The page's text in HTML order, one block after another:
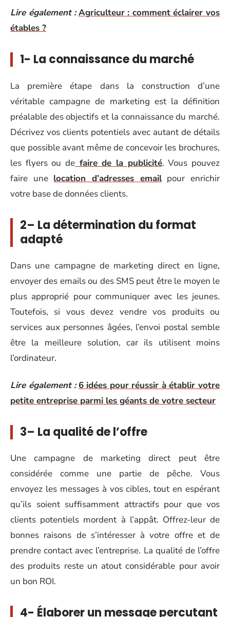
Lire également : Agriculteur : comment éclairer vos
étables ?
1- La connaissance du marché
La première étape dans la construction d’une
véritable campagne de marketing est la définition
préalable des objectifs et la connaissance du marché.
Décrivez vos clients potentiels avec autant de détails
que possible avant même de concevoir les brochures,
les flyers ou de faire de la publicité. Vous pouvez
faire une location d’adresses emailpour enrichir
votre base de données clients.
2– La détermination du format
adapté
Dans une campagne de marketing direct en ligne,
envoyer des emails ou des SMS peut être le moyen le
plus approprié pour communiquer avec les jeunes.
Toutefois, si vous devez vendre vos produits ou
services aux personnes âgées, l’envoi postal semble
être la meilleure solution, car ils utilisent moins
l’ordinateur.
Lire également : 6 idées pour réussir à établir votre
petite entreprise parmi les géants de votre secteur
3– La qualité de l’offre
Une campagne de marketing direct peut être
considérée comme une partie de pêche. Vous
envoyez les messages à vos cibles, tout en espérant
qu’ils soient suffisamment attractifs pour que vos
clients potentiels mordent à l’appât. Offrez-leur de
bonnes raisons de s’intéresser à votre offre et de
prendre contact avec l’entreprise. La qualité de l’offre
des produits reste un atout considérable pour avoir
un bon ROI.
4- Élaborer un message percutant